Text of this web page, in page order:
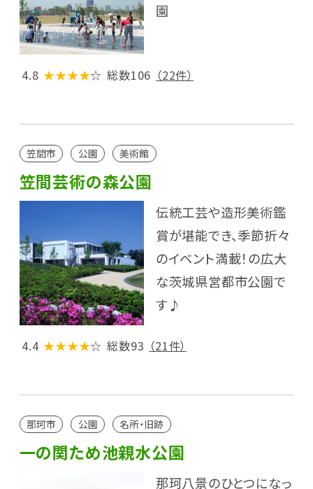
園
4.8 ★★★★☆ 総数106 （22件）
笠間市 公園 美術館
笠間芸術の森公園
伝統工芸や造形美術鑑
賞が堪能でき、季節折々
のイベント満載！の広大
な茨城県営都市公園で
す♪
4.4 ★★★★☆ 総数93 （21件）
那珂市 公園 名所・旧跡
一の関ため池親水公園
那珂八景のひとつになっ